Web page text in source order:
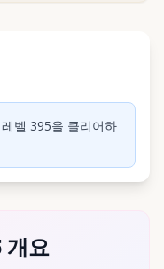
릭
벨 395을 클리어하
개요